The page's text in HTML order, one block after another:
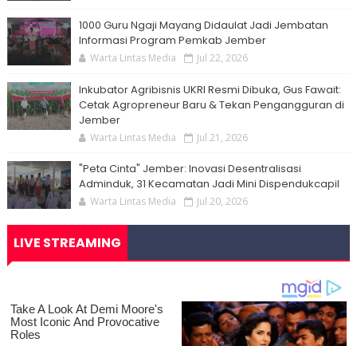
1000 Guru Ngaji Mayang Didaulat Jadi Jembatan
Informasi Program Pemkab Jember
Warta Lintas Media Jul 22, 2026
Inkubator Agribisnis UKRI Resmi Dibuka, Gus Fawait:
Cetak Agropreneur Baru & Tekan Pengangguran di
Jember
Warta Lintas Media Jul 21, 2026
"Peta Cinta" Jember: Inovasi Desentralisasi
Adminduk, 31 Kecamatan Jadi Mini Dispendukcapil
Warta Lintas Media Jul 20, 2026
LIVE STREAMING